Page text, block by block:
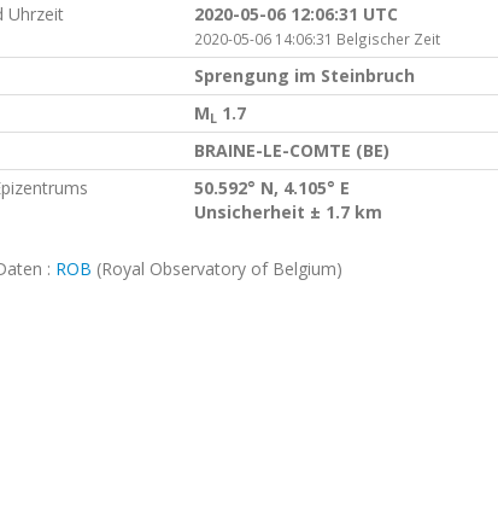
Uhrzeit 2020-05-06 12:06:31 UTC
2020-05-06 14:06:31 Belgischer Zeit
Sprengung im Steinbruch
ML 1.7
BRAINE-LE-COMTE (BE)
50.592° N, 4.105° E
Unsicherheit ± 1.7 km
: ROB (Royal Observatory of Belgium)